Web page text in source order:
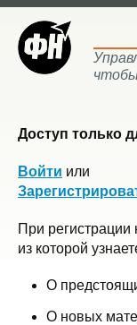
Доступ только
Войти или
При регистрации
из которой
О
О новых